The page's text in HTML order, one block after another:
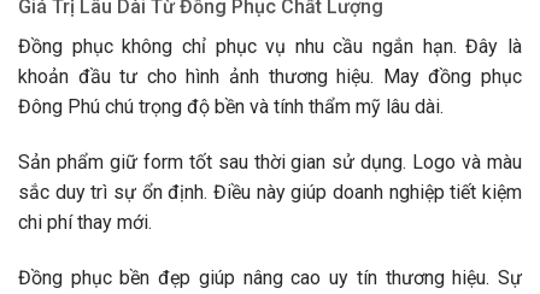
Giá Trị Lâu Dài Từ Đồng Phục Chất Lượng
Đồng phục không chỉ phục vụ nhu cầu ngắn hạn. Đây là
khoản đầu tư cho hình ảnh thương hiệu. May đồng phục
Đông Phú chú trọng độ bền và tính thẩm mỹ lâu dài.
Sản phẩm giữ form tốt sau thời gian sử dụng. Logo và màu
sắc duy trì sự ổn định. Điều này giúp doanh nghiệp tiết kiệm
chi phí thay mới.
Đồng phục bền đẹp giúp nâng cao uy tín thương hiệu. Sự